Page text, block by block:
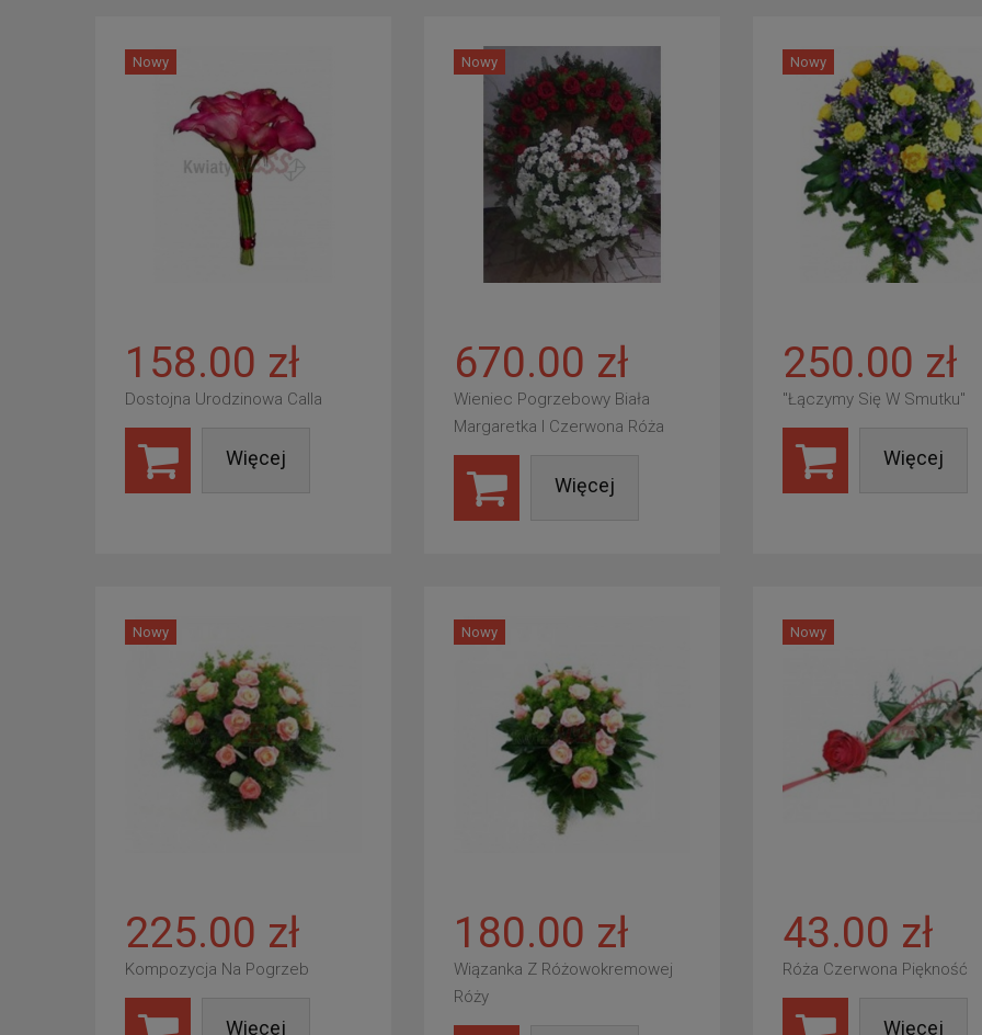
Nowy
158.00 zł
Dostojna Urodzinowa Calla
Więcej
Nowy
670.00 zł
Wieniec Pogrzebowy Biała
Margaretka I Czerwona Róża
Więcej
Nowy
250.00 zł
"Łączymy Się W Smutku"
Więcej
Nowy
225.00 zł
Kompozycja Na Pogrzeb
Więcej
Nowy
180.00 zł
Wiązanka Z Różowokremowej
Róży
Nowy
43.00 zł
Róża Czerwona Piękność
Więcej